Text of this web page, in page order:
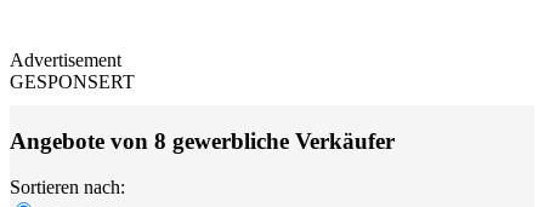
Advertisement
GESPONSERT
Angebote von 8 gewerbliche Verkäufer
Sortieren nach: